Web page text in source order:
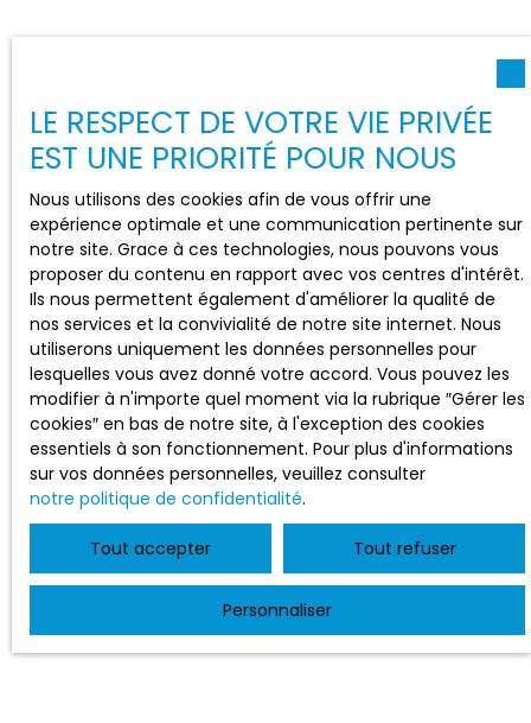
LE RESPECT DE VOTRE VIE PRIVÉE
EST UNE PRIORITÉ POUR NOUS
Nous utilisons des cookies afin de vous offrir une
expérience optimale et une communication pertinente sur
notre site. Grace à ces technologies, nous pouvons vous
proposer du contenu en rapport avec vos centres d'intérêt.
Ils nous permettent également d'améliorer la qualité de
nos services et la convivialité de notre site internet. Nous
utiliserons uniquement les données personnelles pour
lesquelles vous avez donné votre accord. Vous pouvez les
modifier à n'importe quel moment via la rubrique ″Gérer les
cookies″ en bas de notre site, à l'exception des cookies
essentiels à son fonctionnement. Pour plus d'informations
sur vos données personnelles, veuillez consulter
notre politique de confidentialité.
Tout accepter Tout refuser
Personnaliser